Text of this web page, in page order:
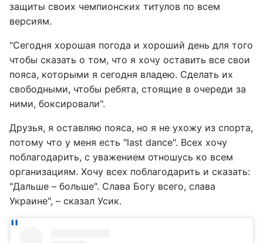
защиты своих чемпионских титулов по всем
версиям.
"Сегодня хорошая погода и хороший день для того
чтобы сказать о том, что я хочу оставить все свои
пояса, которыми я сегодня владею. Сделать их
свободными, чтобы ребята, стоящие в очереди за
ними, боксировали".
Друзья, я оставляю пояса, но я не ухожу из спорта,
потому что у меня есть "last dance". Всех хочу
поблагодарить, с уважением отношусь ко всем
организациям. Хочу всех поблагодарить и сказать:
"Дальше – больше". Слава Богу всего, слава
Украине", – сказал Усик.